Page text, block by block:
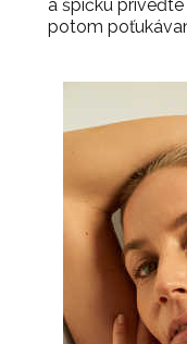
a špičku
potom